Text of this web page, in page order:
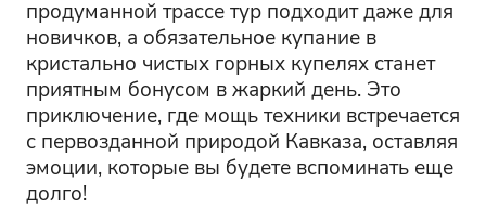
продуманной трассе тур подходит даже для
новичков, а обязательное купание в
кристально чистых горных купелях станет
приятным бонусом в жаркий день. Это
приключение, где мощь техники встречается
с первозданной природой Кавказа, оставляя
эмоции, которые вы будете вспоминать еще
долго!